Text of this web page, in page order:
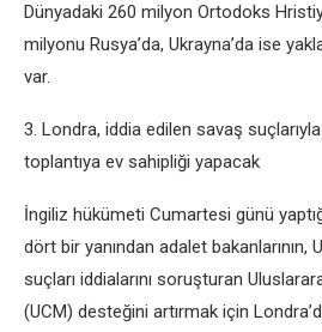
Dünyadaki 260 milyon Ortodoks
milyonu Rusya’da, Ukrayna’da ise
var.
3. Londra, iddia edilen savaş
toplantıya ev sahipliği yapacak
İngiliz hükümeti Cumartesi günü
dört bir yanından adalet bakanlarının,
suçları iddialarını soruşturan
(UCM) desteğini artırmak için